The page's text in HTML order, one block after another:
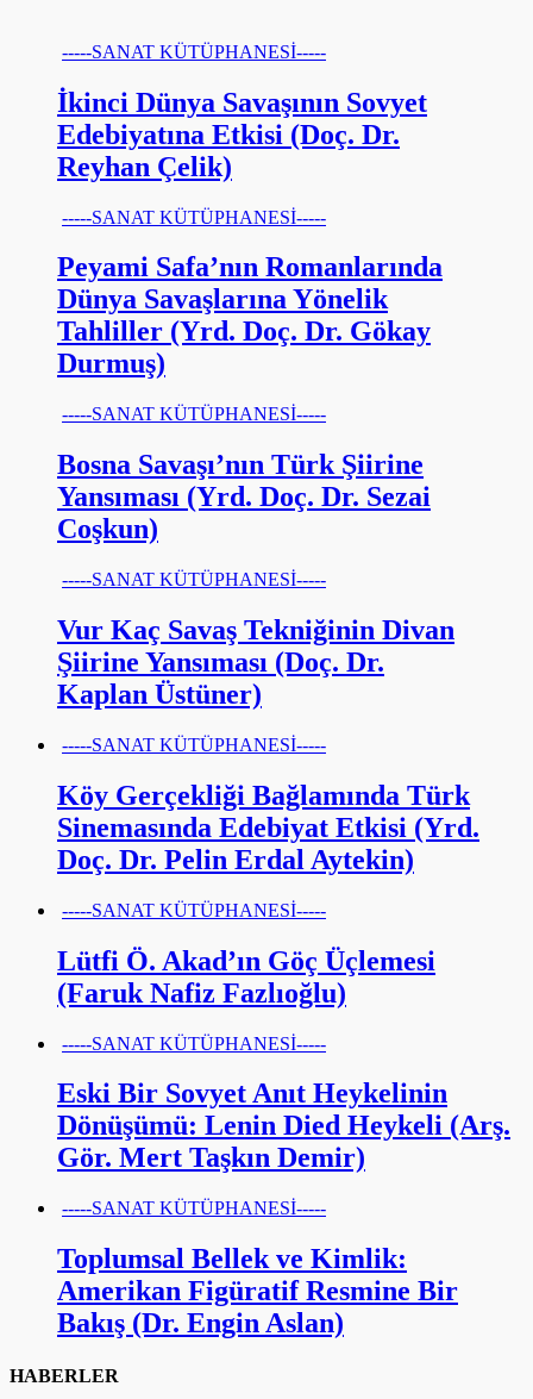
-----SANAT KÜTÜPHANESİ-----
İkinci Dünya Savaşının Sovyet
Edebiyatına Etkisi (Doç. Dr.
Reyhan Çelik)
-----SANAT KÜTÜPHANESİ-----
Peyami Safa’nın Romanlarında
Dünya Savaşlarına Yönelik
Tahliller (Yrd. Doç. Dr. Gökay
Durmuş)
-----SANAT KÜTÜPHANESİ-----
Bosna Savaşı’nın Türk Şiirine
Yansıması (Yrd. Doç. Dr. Sezai
Coşkun)
-----SANAT KÜTÜPHANESİ-----
Vur Kaç Savaş Tekniğinin Divan
Şiirine Yansıması (Doç. Dr.
Kaplan Üstüner)
-----SANAT KÜTÜPHANESİ-----
Köy Gerçekliği Bağlamında Türk
Sinemasında Edebiyat Etkisi (Yrd.
Doç. Dr. Pelin Erdal Aytekin)
-----SANAT KÜTÜPHANESİ-----
Lütfi Ö. Akad’ın Göç Üçlemesi
(Faruk Nafiz Fazlıoğlu)
-----SANAT KÜTÜPHANESİ-----
Eski Bir Sovyet Anıt Heykelinin
Dönüşümü: Lenin Died Heykeli (Arş.
Gör. Mert Taşkın Demir)
-----SANAT KÜTÜPHANESİ-----
Toplumsal Bellek ve Kimlik:
Amerikan Figüratif Resmine Bir
Bakış (Dr. Engin Aslan)
HABERLER